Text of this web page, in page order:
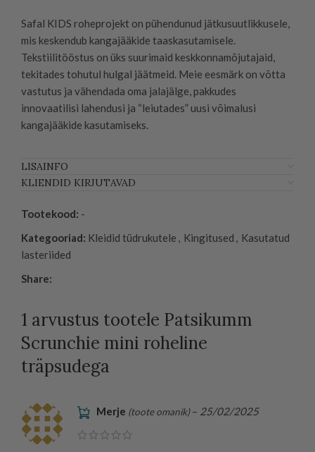
Safal KIDS roheprojekt on pühendunud jätkusuutlikkusele,
mis keskendub kangajääkide taaskasutamisele.
Tekstiilitööstus on üks suurimaid keskkonnamõjutajaid,
tekitades tohutul hulgal jäätmeid. Meie eesmärk on võtta
vastutus ja vähendada oma jalajälge, pakkudes
innovaatilisi lahendusi ja “leiutades” uusi võimalusi
kangajääkide kasutamiseks.
LISAINFO
KLIENDID KIRJUTAVAD
Tootekood: -
Kategooriad: Kleidid tüdrukutele , Kingitused , Kasutatud
lasteriided
Share:
1 arvustus tootele Patsikumm
Scrunchie mini roheline
träpsudega
Merje (toote omanik) – 25/02/2025